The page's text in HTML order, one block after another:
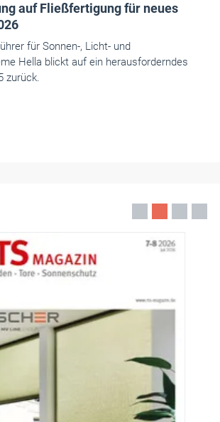
auf Fließfertigung für neues
für Sonnen-, Licht- und
Hella blickt auf ein herausforderndes
zurück.